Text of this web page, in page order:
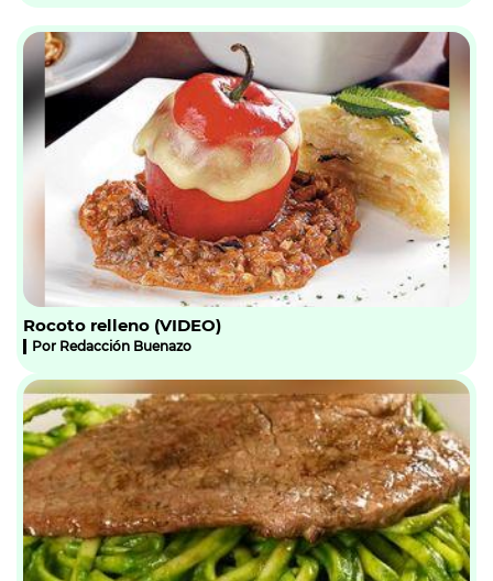
Rocoto relleno (VIDEO)
Por Redacción Buenazo